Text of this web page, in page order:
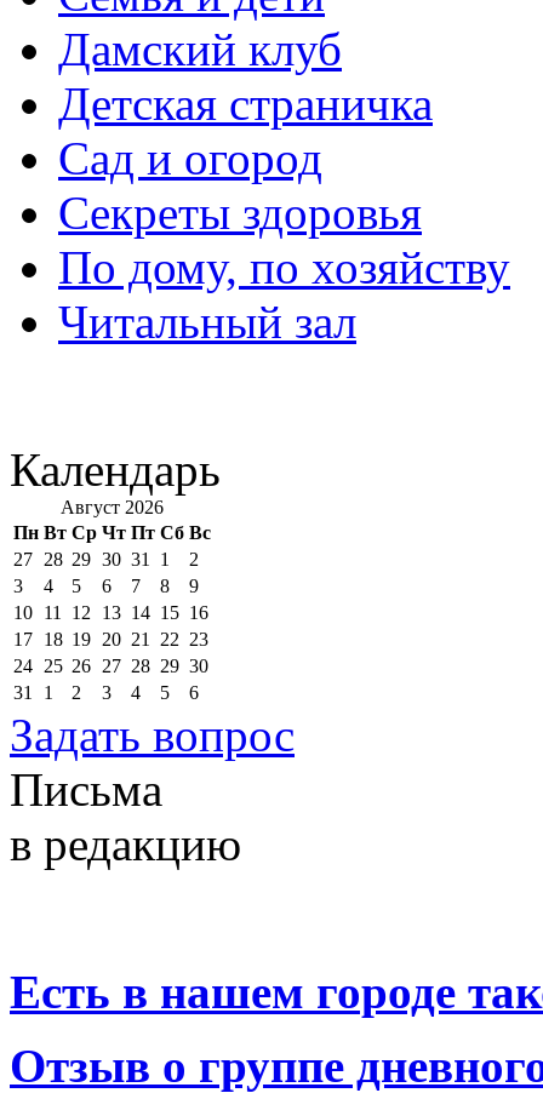
Дамский клуб
Детская страничка
Сад и огород
Секреты здоровья
По дому, по хозяйству
Читальный зал
Календарь
Август 2026
Пн Вт Ср Чт Пт Сб Вс
27 28 29 30 31 1
2
3
4 5 6 7 8
9
10 11 12 13 14 15 16
17 18 19 20 21 22 23
24 25 26 27 28 29 30
31
1 2 3 4 5 6
Задать вопрос
Письма
в редакцию
Есть в нашем городе
Отзыв о группе